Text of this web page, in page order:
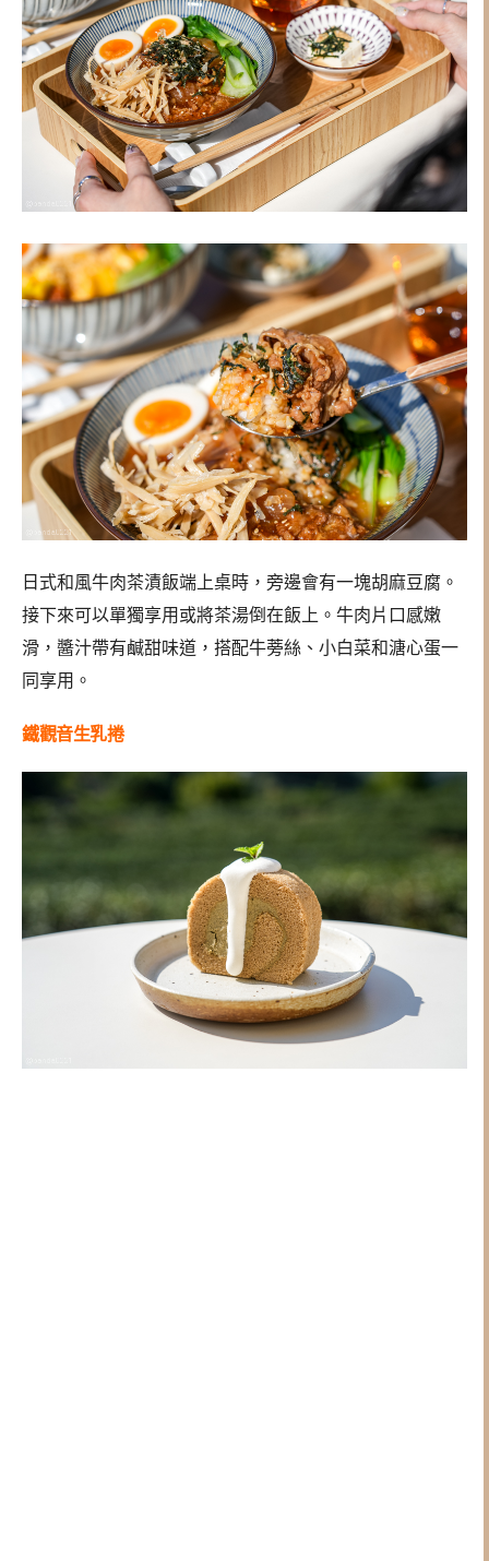
日式和風牛肉茶漬飯端上桌時，旁邊會有一塊胡麻豆腐。
接下來可以單獨享用或將茶湯倒在飯上。牛肉片口感嫩
滑，醬汁帶有鹹甜味道，搭配牛蒡絲、小白菜和溏心蛋一
同享用。
鐵觀音生乳捲